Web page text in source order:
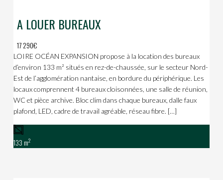
A LOUER BUREAUX
17 290€
LOIRE OCÉAN EXPANSION propose à la location des bureaux
d’environ 133 m² situés en rez-de-chaussée, sur le secteur Nord-
Est de l’agglomération nantaise, en bordure du périphérique. Les
locaux comprennent 4 bureaux cloisonnées, une salle de réunion,
WC et pièce archive. Bloc clim dans chaque bureaux, dalle faux
plafond, LED, cadre de travail agréable, réseau fibre. […]
133 m2